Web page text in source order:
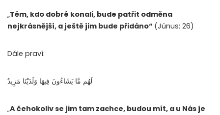
„Těm, kdo dobré konali, bude patřit odměna
nejkrásnější, a ještě jim bude přidáno“ (Júnus: 26)
Dále praví:
لَهُم مَّا يَشَاءُونَ فِيهَا وَلَدَيْنَا مَزِيدٌ
„A čehokoliv se jim tam zachce, budou mít, a u Nás je